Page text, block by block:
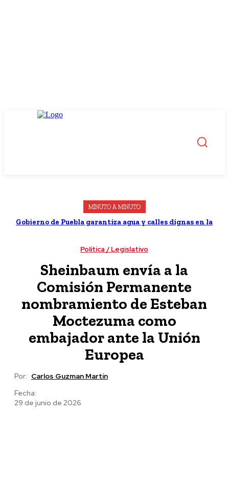
MINUTO A MINUTO
Gobierno de Puebla garantiza agua y calles dignas en la
Política / Legislativo
Sheinbaum envía a la
Comisión Permanente
nombramiento de Esteban
Moctezuma como
embajador ante la Unión
Europea
Por: Carlos Guzman Martín
Fecha:
29 de junio de 2026